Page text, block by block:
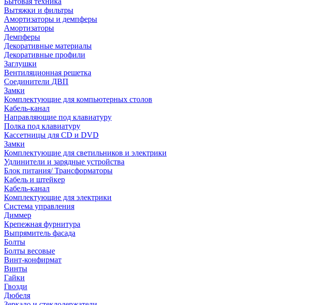
Вытяжки и фильтры
Амортизаторы и демпферы
Амортизаторы
Демпферы
Декоративные материалы
Декоративные профили
Заглушки
Вентиляционная решетка
Соединители ДВП
Замки
Комплектующие для компьютерных столов
Кабель-канал
Направляющие под клавиатуру
Полка под клавиатуру
Кассетницы для CD и DVD
Замки
Комплектующие для светильников и электрики
Удлинители и зарядные устройства
Блок питания/ Трансформаторы
Кабель и штейкер
Кабель-канал
Комплектующие для электрики
Система управления
Диммер
Крепежная фурнитура
Выпрямитель фасада
Болты
Болты весовые
Винт-конфирмат
Винты
Гайки
Гвозди
Дюбеля